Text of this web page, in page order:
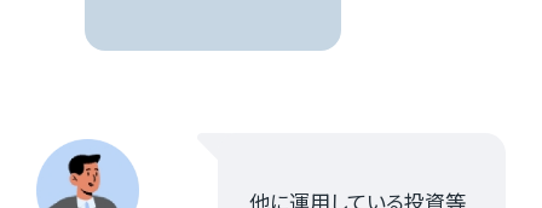
他に運用している投資等